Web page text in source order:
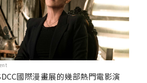
國際漫畫展的幾部熱門電影演